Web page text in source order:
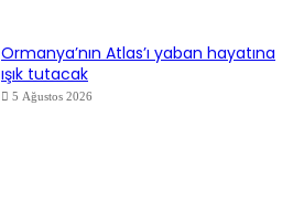
Ormanya’nın Atlas’ı yaban hayatına
ışık tutacak
5 Ağustos 2026